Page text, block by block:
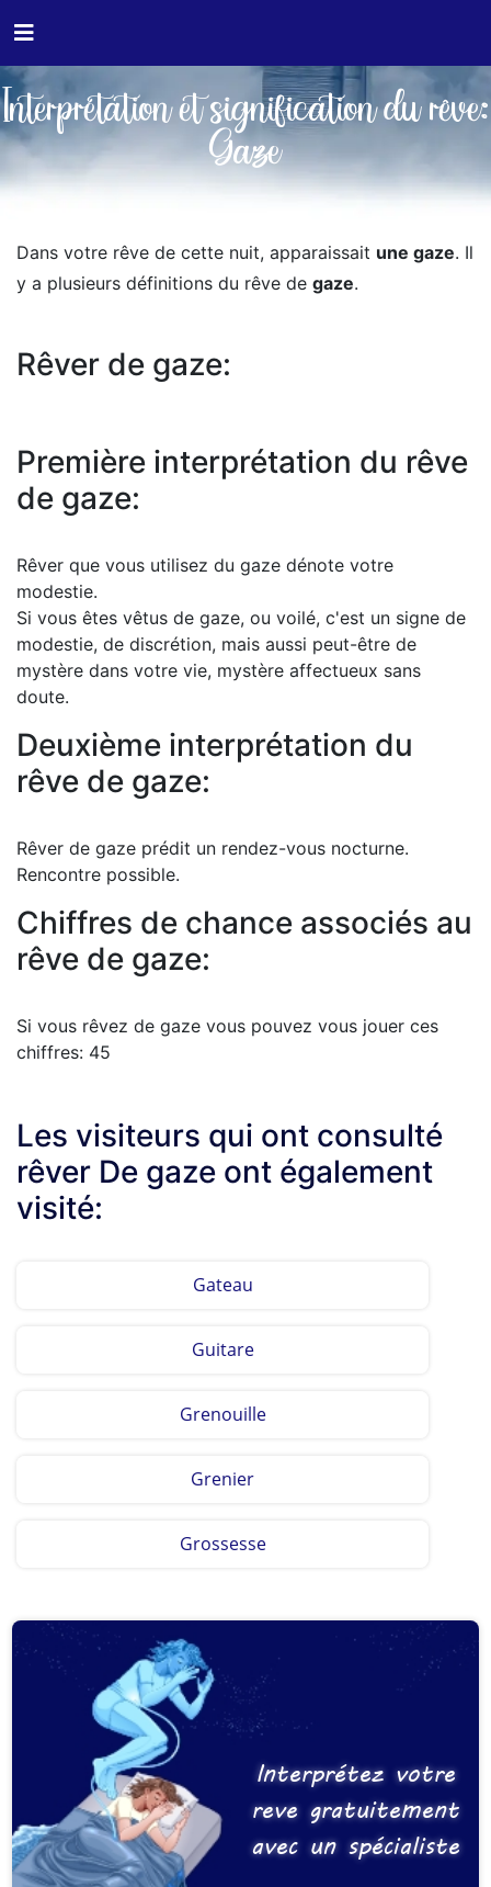
Interprétation et signification du rêve:
Gaze
Dans votre rêve de cette nuit, apparaissait une gaze. Il
y a plusieurs définitions du rêve de gaze.
Rêver de gaze:
Première interprétation du rêve
de gaze:
Rêver que vous utilisez du gaze dénote votre
modestie.
Si vous êtes vêtus de gaze, ou voilé, c'est un signe de
modestie, de discrétion, mais aussi peut-être de
mystère dans votre vie, mystère affectueux sans
doute.
Deuxième interprétation du
rêve de gaze:
Rêver de gaze prédit un rendez-vous nocturne.
Rencontre possible.
Chiffres de chance associés au
rêve de gaze:
Si vous rêvez de gaze vous pouvez vous jouer ces
chiffres: 45
Les visiteurs qui ont consulté
rêver De gaze ont également
visité:
Gateau
Guitare
Grenouille
Grenier
Grossesse
Interprétez votre
reve gratuitement
avec un spécialiste